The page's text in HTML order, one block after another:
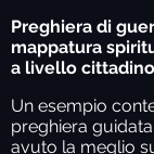
Preghiera di
mappatura
a livello cittadino
Un esempio
preghiera
avuto la meglio